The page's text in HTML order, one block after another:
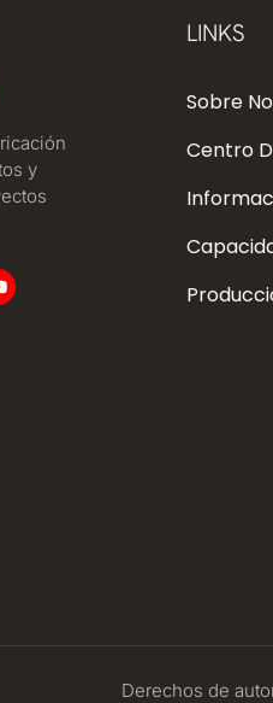
y
LINKS
Sobre
Centro
Derechos de